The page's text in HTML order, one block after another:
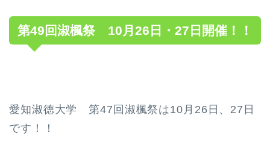
第49回淑楓祭 10月26日・27日開催！！
愛知淑徳大学 第47回淑楓祭は10月26日、27日
です！！